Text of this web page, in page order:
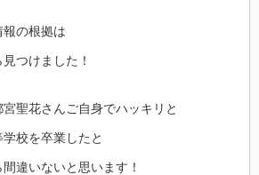
報の根拠は
つけました！
聖花さんご自身でハッキリと
校を卒業したと
違いないと思います！